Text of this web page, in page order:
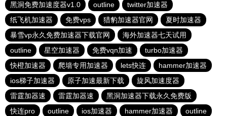
黑洞免费加速度器v1.0
outline
twitter加速器
纸飞机加速器
免费vps 猎豹加速器官网
夏时加速器
暴雪vp永久免费加速器下载官网
海外加速器七天试用
outline
星空加速器 免费vqn加速
turbo加速器
快橙加速器
爬墙专用加速器 lets快连
hammer加速器
ios梯子加速器
原子加速最新下载
旋风加速度器
雷霆加器速
雷霆加器速
黑洞加速器下载永久免费版
快连pro
outline ios加速器 hammer加速器 outline